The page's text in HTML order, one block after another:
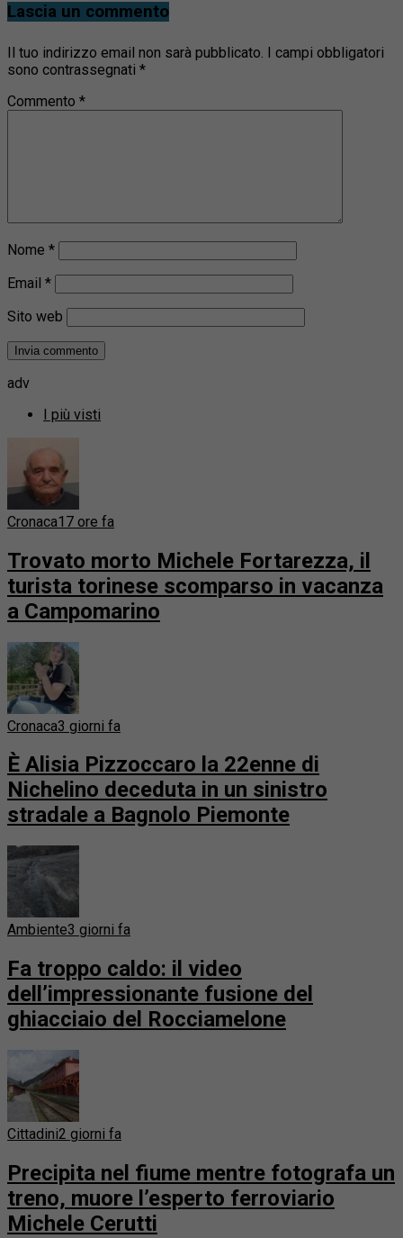
Lascia un commento
Il tuo indirizzo email non sarà pubblicato. I campi obbligatori
sono contrassegnati *
Commento *
Nome *
Email *
Sito web
adv
I più visti
Cronaca17 ore fa
Trovato morto Michele Fortarezza, il
turista torinese scomparso in vacanza
a Campomarino
Cronaca3 giorni fa
È Alisia Pizzoccaro la 22enne di
Nichelino deceduta in un sinistro
stradale a Bagnolo Piemonte
Ambiente3 giorni fa
Fa troppo caldo: il video
dell’impressionante fusione del
ghiacciaio del Rocciamelone
Cittadini2 giorni fa
Precipita nel fiume mentre fotografa un
treno, muore l’esperto ferroviario
Michele Cerutti